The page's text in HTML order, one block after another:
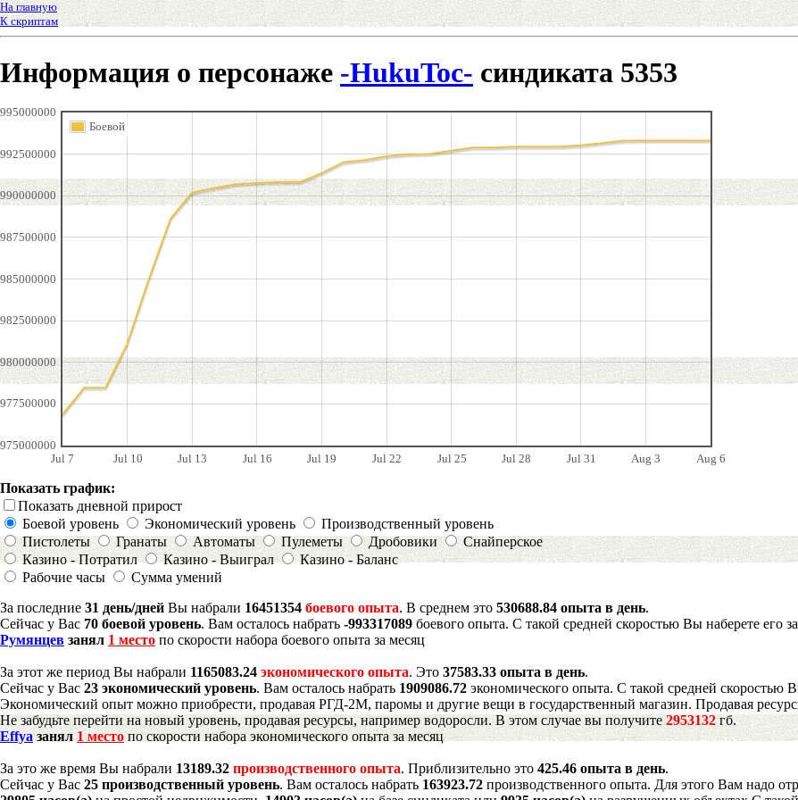
На главную
К скриптам
Информация о персонаже -HukuToc- синдиката 5353
Jul 7 Jul 10 Jul 13 Jul 16 Jul 19 Jul 22 Jul 25 Jul 28 Jul 31 Aug 3 Aug 6
975000000
977500000
980000000
982500000
985000000
987500000
990000000
992500000
995000000
Боевой
Показать график:
Показать дневной прирост
Боевой уровень
Экономический уровень
Производственный уровень
Пистолеты
Гранаты Автоматы Пулеметы Дробовики
Снайперское
Казино - Потратил
Казино - Выиграл
Казино - Баланс
Рабочие часы
Сумма умений
За последние 31 день/дней Вы набрали 16451354 боевого опыта. В среднем это 530688.84 опыта в день.
Сейчас у Вас 70 боевой уровень. Вам осталось набрать -993317089 боевого опыта. С такой средней скоростью Вы наберете его за
Румянцев занял 1 место по скорости набора боевого опыта за месяц
За этот же период Вы набрали 1165083.24 экономического опыта. Это 37583.33 опыта в день.
Сейчас у Вас 23 экономический уровень. Вам осталось набрать 1909086.72 экономического опыта. С такой средней скоростью
Экономический опыт можно приобрести, продавая РГД-2М, паромы и другие вещи в государственный магазин. Продавая
Не забудьте перейти на новый уровень, продавая ресурсы, например водоросли. В этом случае вы получите 2953132 гб.
Effyaзанял1 место по скорости набора экономического опыта за месяц
За это же время Вы набрали 13189.32 производственного опыта. Приблизительно это 425.46 опыта в день.
Сейчас у Вас 25 производственный уровень. Вам осталось набрать 163923.72 производственного опыта. Для этого Вам надо